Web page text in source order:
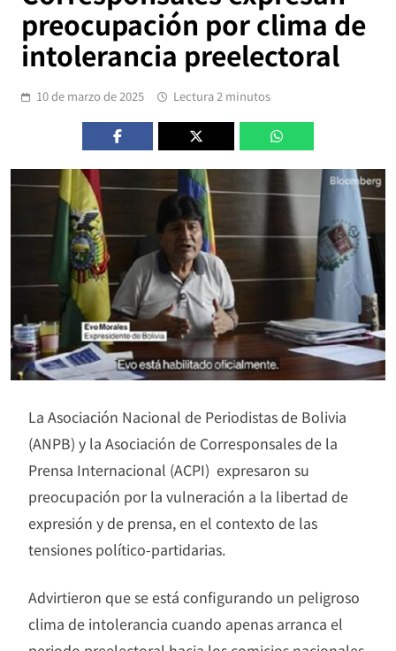
preocupación por clima de
intolerancia preelectoral
10 de marzo de 2025 Lectura 2 minutos
La Asociación Nacional de Periodistas de Bolivia
(ANPB) y la Asociación de Corresponsales de la
Prensa Internacional (ACPI) expresaron su
preocupación por la vulneración a la libertad de
expresión y de prensa, en el contexto de las
tensiones político-partidarias.
Advirtieron que se está configurando un peligroso
clima de intolerancia cuando apenas arranca el